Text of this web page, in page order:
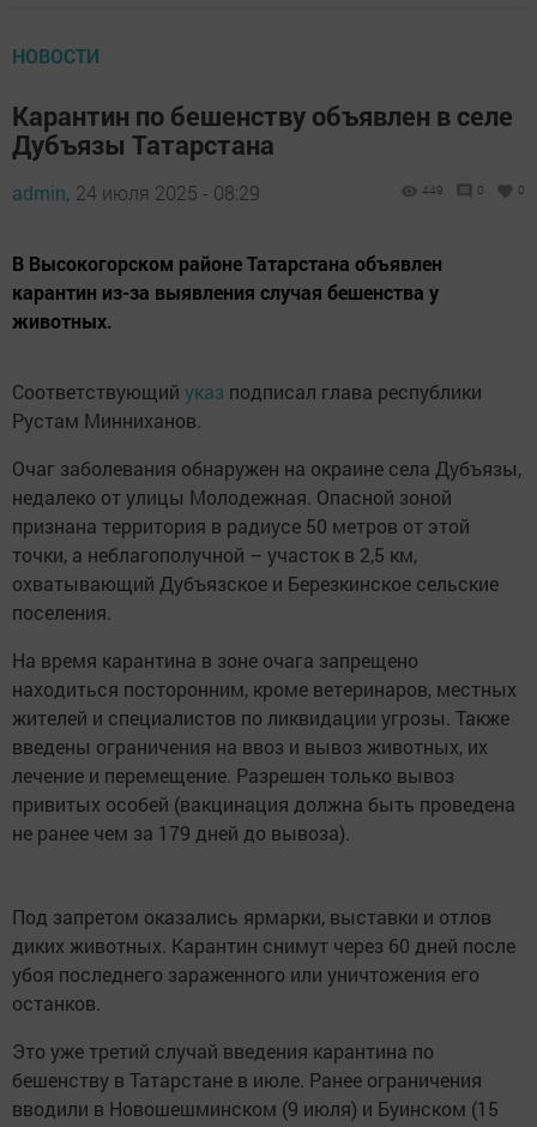
НОВОСТИ
Карантин по бешенству объявлен в селе
Дубъязы Татарстана
admin, 24 июля 2025 - 08:29 449 0 0
В Высокогорском районе Татарстана объявлен
карантин из-за выявления случая бешенства у
животных.
Соответствующий указ подписал глава республики
Рустам Минниханов.
Очаг заболевания обнаружен на окраине села Дубъязы,
недалеко от улицы Молодежная. Опасной зоной
признана территория в радиусе 50 метров от этой
точки, а неблагополучной – участок в 2,5 км,
охватывающий Дубъязское и Березкинское сельские
поселения.
На время карантина в зоне очага запрещено
находиться посторонним, кроме ветеринаров, местных
жителей и специалистов по ликвидации угрозы. Также
введены ограничения на ввоз и вывоз животных, их
лечение и перемещение. Разрешен только вывоз
привитых особей (вакцинация должна быть проведена
не ранее чем за 179 дней до вывоза).
Под запретом оказались ярмарки, выставки и отлов
диких животных. Карантин снимут через 60 дней после
убоя последнего зараженного или уничтожения его
останков.
Это уже третий случай введения карантина по
бешенству в Татарстане в июле. Ранее ограничения
вводили в Новошешминском (9 июля) и Буинском (15